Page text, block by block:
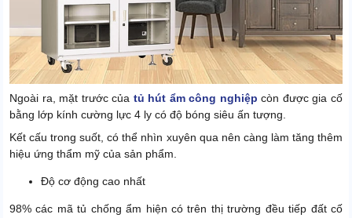
Ngoài ra, mặt trước của tủ hút ẩm công nghiệp còn được gia cố
bằng lớp kính cường lực 4 ly có độ bóng siêu ấn tượng.
Kết cấu trong suốt, có thể nhìn xuyên qua nên càng làm tăng thêm
hiệu ứng thẩm mỹ của sản phẩm.
Độ cơ động cao nhất
98% các mã tủ chống ẩm hiện có trên thị trường đều tiếp đất cố